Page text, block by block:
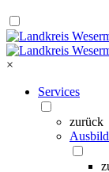
×
Services
zurück